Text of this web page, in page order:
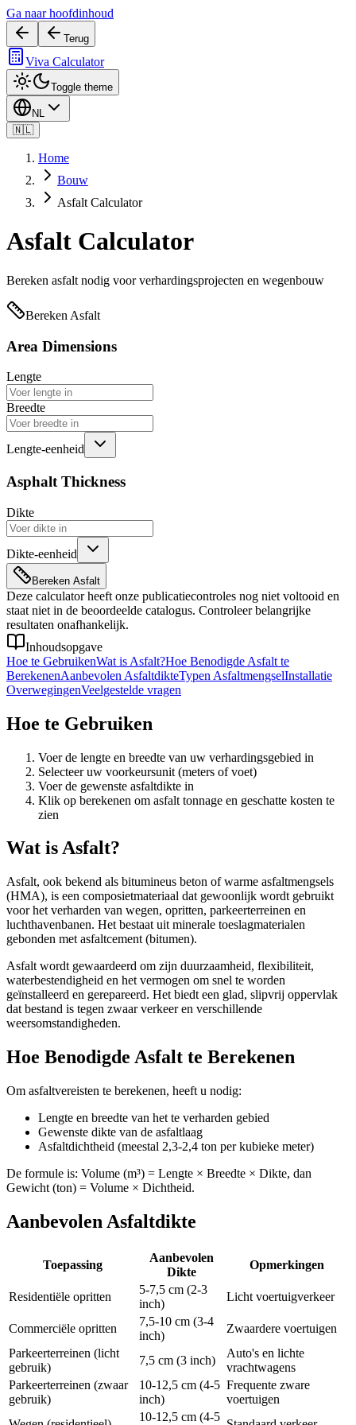
Ga naar hoofdinhoud
Terug
Viva Calculator
Toggle theme
NL
🇳🇱
Home
Bouw
Asfalt Calculator
Asfalt Calculator
Bereken asfalt nodig voor verhardingsprojecten en wegenbouw
Bereken Asfalt
Area Dimensions
Lengte
Breedte
Lengte-eenheid
Asphalt Thickness
Dikte
Dikte-eenheid
Bereken Asfalt
Deze calculator heeft onze publicatiecontroles nog niet voltooid en
staat niet in de beoordeelde catalogus. Controleer belangrijke
resultaten onafhankelijk.
Inhoudsopgave
Hoe te GebruikenWat is Asfalt?Hoe Benodigde Asfalt te
BerekenenAanbevolen AsfaltdikteTypen AsfaltmengselInstallatie
OverwegingenVeelgestelde vragen
Hoe te Gebruiken
Voer de lengte en breedte van uw verhardingsgebied in
Selecteer uw voorkeursunit (meters of voet)
Voer de gewenste asfaltdikte in
Klik op berekenen om asfalt tonnage en geschatte kosten te
zien
Wat is Asfalt?
Asfalt, ook bekend als bitumineus beton of warme asfaltmengsels
(HMA), is een composietmateriaal dat gewoonlijk wordt gebruikt
voor het verharden van wegen, opritten, parkeerterreinen en
luchthavenbanen. Het bestaat uit minerale toeslagmaterialen
gebonden met asfaltcement (bitumen).
Asfalt wordt gewaardeerd om zijn duurzaamheid, flexibiliteit,
waterbestendigheid en het vermogen om snel te worden
geïnstalleerd en gerepareerd. Het biedt een glad, slipvrij oppervlak
dat bestand is tegen zwaar verkeer en verschillende
weersomstandigheden.
Hoe Benodigde Asfalt te Berekenen
Om asfaltvereisten te berekenen, heeft u nodig:
Lengte en breedte van het te verharden gebied
Gewenste dikte van de asfaltlaag
Asfaltdichtheid (meestal 2,3-2,4 ton per kubieke meter)
De formule is: Volume (m³) = Lengte × Breedte × Dikte, dan
Gewicht (ton) = Volume × Dichtheid.
Aanbevolen Asfaltdikte
Toepassing
Aanbevolen
Dikte
Opmerkingen
Residentiële opritten
5-7,5 cm (2-3
inch)
Licht voertuigverkeer
Commerciële opritten
7,5-10 cm (3-4
inch)
Zwaardere voertuigen
Parkeerterreinen (licht
gebruik)
7,5 cm (3 inch)
Auto's en lichte
vrachtwagens
Parkeerterreinen (zwaar
gebruik)
10-12,5 cm (4-5
inch)
Frequente zware
voertuigen
10-12,5 cm (4-5